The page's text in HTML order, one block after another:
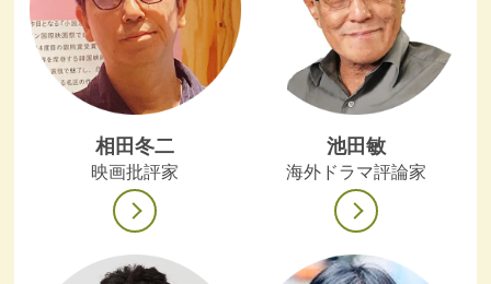
相田冬二
映画批評家
池田敏
海外ドラマ評論家